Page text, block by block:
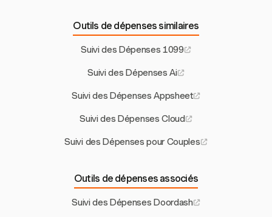
Outils de dépenses similaires
Suivi des Dépenses 1099
Suivi des Dépenses Ai
Suivi des Dépenses Appsheet
Suivi des Dépenses Cloud
Suivi des Dépenses pour Couples
Outils de dépenses associés
Suivi des Dépenses Doordash